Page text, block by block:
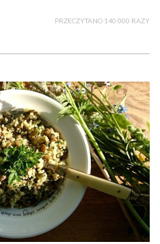
PRZECZYTANO 140 000 RAZY